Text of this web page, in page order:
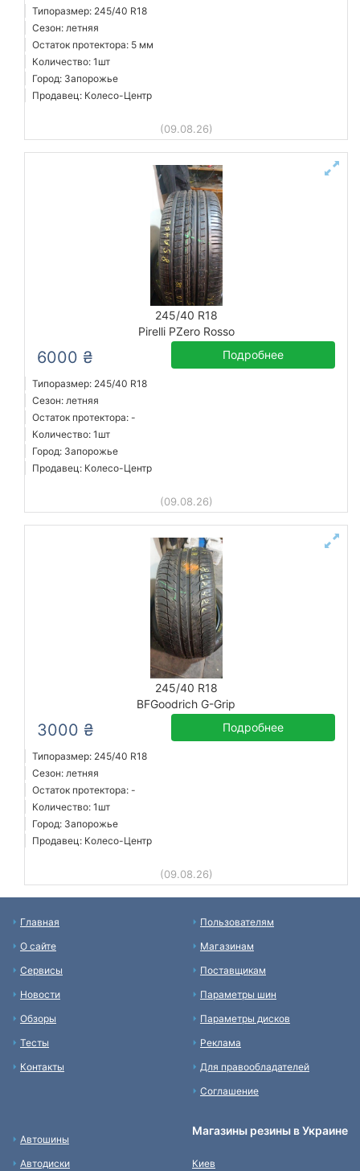
Типоразмер: 245/40 R18
Сезон: летняя
Остаток протектора: 5 мм
Количество: 1шт
Город: Запорожье
Продавец: Колесо-Центр
(09.08.26)
245/40 R18
Pirelli PZero Rosso
6000 ₴ Подробнее
Типоразмер: 245/40 R18
Сезон: летняя
Остаток протектора: -
Количество: 1шт
Город: Запорожье
Продавец: Колесо-Центр
(09.08.26)
245/40 R18
BFGoodrich G-Grip
3000 ₴ Подробнее
Типоразмер: 245/40 R18
Сезон: летняя
Остаток протектора: -
Количество: 1шт
Город: Запорожье
Продавец: Колесо-Центр
(09.08.26)
Главная
О сайте
Сервисы
Новости
Обзоры
Тесты
Контакты
Пользователям
Магазинам
Поставщикам
Параметры шин
Параметры дисков
Реклама
Для правообладателей
Соглашение
Автошины
Автодиски
Магазины резины в Украине
Киев